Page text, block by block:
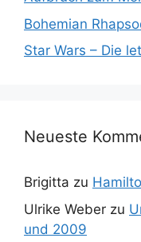
Bohemian
Star Wars – Die
Neueste
Brigitta zu
Ulrike Weber zu
und 2009